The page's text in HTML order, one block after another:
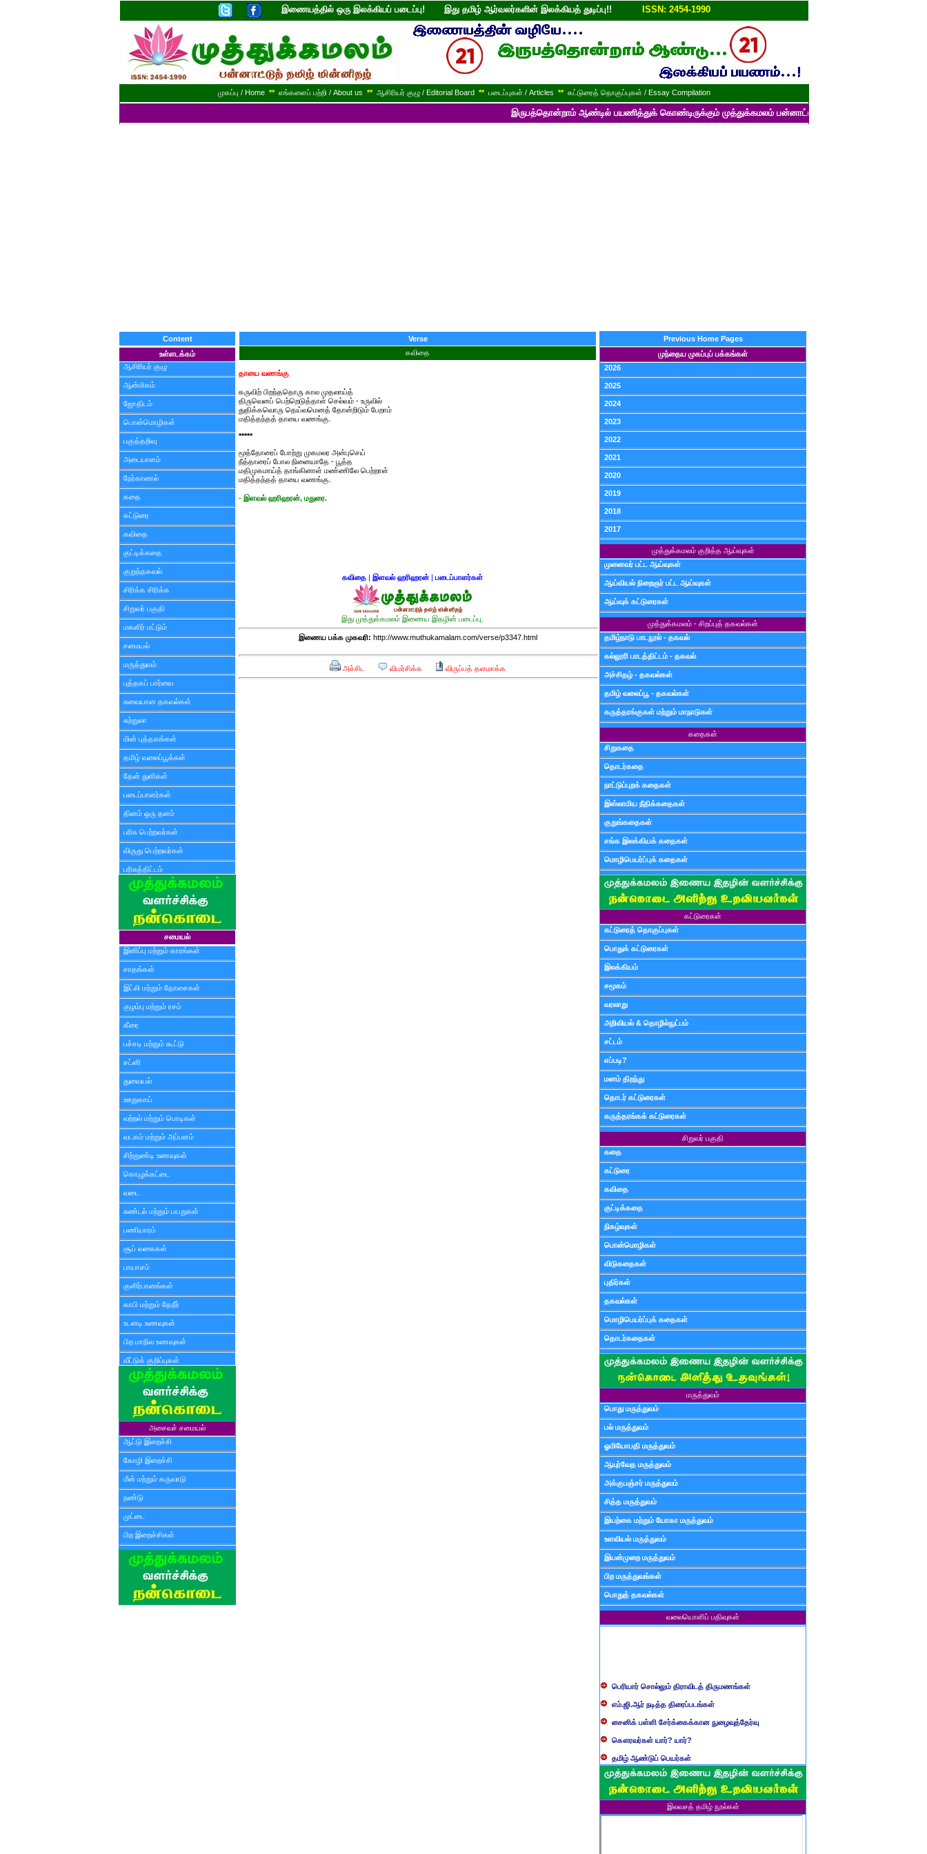
இணையத்தில் ஒரு இலக்கியப் படைப்பு! இது தமிழ் ஆர்வலர்களின் இலக்கியத் துடிப்பு!! ISSN: 2454-1990
முகப்பு / Home ** எங்களைப் பற்றி / About us ** ஆசிரியர் குழு / Editorial Board ** படைப்புகள் / Articles ** கட்டுரைத் தொகுப்புகள் / Essay Compilation
இருபத்தொன்றாம் ஆண்டில் பயணித்துக் கொண்டிருக்கும் முத்துக்கமலம் பன்னாட்டுத் தமிழ் மின்னிதழின் படைப்புகளைப்
Content
உள்ளடக்கம்
ஆசிரியர் குழு
ஆன்மிகம்
ஜோதிடம்
பொன்மொழிகள்
பகுத்தறிவு
அடையாளம்
நேர்காணல்
கதை
கட்டுரை
கவிதை
குட்டிக்கதை
குறுந்தகவல்
சிரிக்க சிரிக்க
சிறுவர் பகுதி
மகளிர் மட்டும்
சமையல்
மருத்துவம்
புத்தகப் பார்வை
சுவையான தகவல்கள்
சுற்றுலா
மின் புத்தகங்கள்
தமிழ் வலைப்பூக்கள்
தேன் துளிகள்
படைப்பாளர்கள்
தினம் ஒரு தளம்
பரிசு பெற்றவர்கள்
விருது பெற்றவர்கள்
பரிசுத்திட்டம்
சமையல்
இனிப்பு மற்றும் காரங்கள்
சாதங்கள்
இட்லி மற்றும் தோசைகள்
குழம்பு மற்றும் ரசம்
கீரை
பச்சடி மற்றும் கூட்டு
சட்னி
துவையல்
ஊறுகாய்
வற்றல் மற்றும் பொடிகள்
வடகம் மற்றும் அப்பளம்
சிற்றுண்டி உணவுகள்
கொழுக்கட்டை
வடை
சுண்டல் மற்றும் பயறுகள்
பணியாரம்
சூப் வகைகள்
பாயாசம்
குளிர்பானங்கள்
காபி மற்றும் தேநீர்
உடனடி உணவுகள்
பிற மாநில உணவுகள்
வீட்டுக் குறிப்புகள்
அசைவச் சமையல்
ஆட்டு இறைச்சி
கோழி இறைச்சி
மீன் மற்றும் கருவாடு
நண்டு
முட்டை
பிற இறைச்சிகள்
Verse
கவிதை
தாயை வணங்கு
கருவிற் பிறந்ததொரு கால முதலாய்த்
திருவெனப் பெற்றெடுத்தாள் செல்வம் - உருவில்
துதிக்கவொரு தெய்வமெனத் தோன்றிடும் பேறாம்
மதித்தந்தத் தாயை வணங்கு.
*****
மூத்தோரைப் போற்று முகமலர அன்புசெய்
நீத்தாரைப் போல நினையாதே - பூத்த
மதிமுகமாய்த் தாங்கினாள் மண்ணிலே பெற்றாள்
மதித்தந்தத் தாயை வணங்கு.
- இளவல் ஹரிஹரன், மதுரை.
கவிதை| இளவல் ஹரிஹரன்| படைப்பாளர்கள்
இது முத்துக்கமலம் இணைய இதழின் படைப்பு.
இணைய பக்க முகவரி: http://www.muthukamalam.com/verse/p3347.html
அச்சிட விமர்சிக்க விருப்பத் தளமாக்க
Previous Home Pages
முந்தைய முகப்புப் பக்கங்கள்
2026
2025
2024
2023
2022
2021
2020
2019
2018
2017
முத்துக்கமலம் குறித்த ஆய்வுகள்
முனைவர் பட்ட ஆய்வுகள்
ஆய்வியல் நிறைஞர் பட்ட ஆய்வுகள்
ஆய்வுக் கட்டுரைகள்
முத்துக்கமலம் - சிறப்புத் தகவல்கள்
தமிழ்நாடு பாடநூல் - தகவல்
கல்லூரி பாடத்திட்டம் - தகவல்
அச்சிதழ் - தகவல்கள்
தமிழ் வலைப்பூ - தகவல்கள்
கருத்தரங்குகள் மற்றும் மாநாடுகள்
கதைகள்
சிறுகதை
தொடர்கதை
நாட்டுப்புறக் கதைகள்
இஸ்லாமிய நீதிக்கதைகள்
குறுங்கதைகள்
சங்க இலக்கியக் கதைகள்
மொழிபெயர்ப்புக் கதைகள்
கட்டுரைகள்
கட்டுரைத் தொகுப்புகள்
பொதுக் கட்டுரைகள்
இலக்கியம்
சமூகம்
வரலாறு
அறிவியல் & தொழில்நுட்பம்
சட்டம்
எப்படி?
மனம் திறந்து
தொடர் கட்டுரைகள்
கருத்தரங்கக் கட்டுரைகள்
சிறுவர் பகுதி
கதை
கட்டுரை
கவிதை
குட்டிக்கதை
நிகழ்வுகள்
பொன்மொழிகள்
விடுகதைகள்
புதிர்கள்
தகவல்கள்
மொழிபெயர்ப்புக் கதைகள்
தொடர்கதைகள்
மருத்துவம்
பொது மருத்துவம்
பல் மருத்துவம்
ஓமியோபதி மருத்துவம்
ஆயுர்வேத மருத்துவம்
அக்குபஞ்சர் மருத்துவம்
சித்த மருத்துவம்
இயற்கை மற்றும் யோகா மருத்துவம்
உளவியல் மருத்துவம்
இயன்முறை மருத்துவம்
பிற மருத்துவங்கள்
பொதுத் தகவல்கள்
வலையொளிப் பதிவுகள்
எம்.ஜி.ஆர் நடித்த திரைப்படங்கள்
சைனிக் பள்ளி சேர்க்கைக்கான நுழைவுத்தேர்வு
கௌரவர்கள் யார்? யார்?
தமிழ் ஆண்டுப் பெயர்கள்
பிள்ளையார் சுழி வந்தது எப்படி?
வருவது போவது, வந்தால் போகாது, போனால் வராது...?
பண்டைய படைப் பெயர்கள்
ஸ்ரீ அன்னை உணர்த்திய மலர்கள்
இலவசத் தமிழ் நூல்கள்